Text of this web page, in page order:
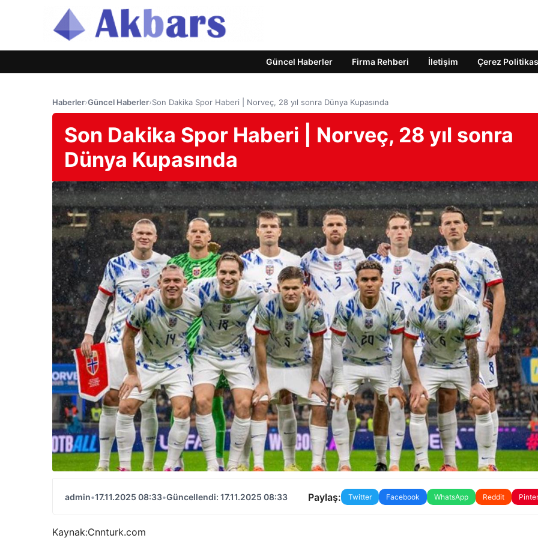
Güncel Haberler Firma Rehberi İletişim Çerez
Haberler›Güncel Haberler›Son Dakika Spor Haberi | Norveç, 28 yıl sonra Dünya Kupasında
Son Dakika Spor Haberi | Norveç, 28 yıl sonra
Dünya Kupasında
admin•17.11.2025 08:33•Güncellendi: 17.11.2025 08:33 Paylaş: Twitter Facebook WhatsApp Reddit
Kaynak:Cnnturk.com